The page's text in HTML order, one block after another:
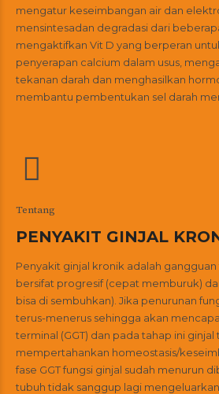
mengatur keseimbangan air dan
mensintesadan degradasi dari
mengaktifkan Vit D yang berperan
penyerapan calcium dalam usus,
tekanan darah dan menghasilkan
membantu pembentukan sel darah
Tentang
PENYAKIT GINJAL
Penyakit ginjal kronik adalah gangguan
bersifat progresif (cepat memburuk)
bisa di sembuhkan). Jika penurunan
terus-menerus sehingga akan
terminal (GGT) dan pada tahap ini
mempertahankan homeostasis/
fase GGT fungsi ginjal sudah menurun
tubuh tidak sanggup lagi